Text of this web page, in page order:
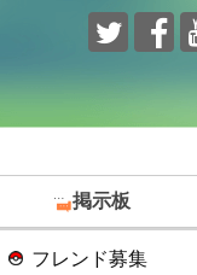
掲示板
フレンド募集